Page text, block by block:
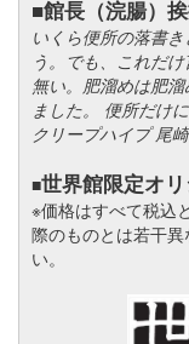
■館長（浣腸）
いくら便所の落書
う。でも、これだ
無い。肥溜めは肥
ました。 便所だけに
クリープハイプ 尾
■世界館限定オ
※価格はすべて税込
際のものとは若干
い。